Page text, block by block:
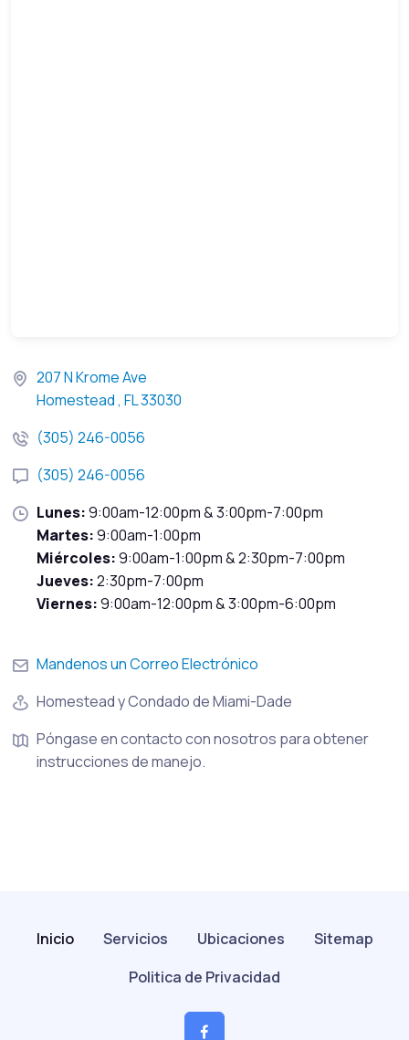
207 N Krome Ave
Homestead , FL 33030
(305) 246-0056
(305) 246-0056
Lunes:9:00am-12:00pm & 3:00pm-7:00pm
Martes:9:00am-1:00pm
Miércoles:9:00am-1:00pm & 2:30pm-7:00pm
Jueves:2:30pm-7:00pm
Viernes:9:00am-12:00pm & 3:00pm-6:00pm
Mandenos un Correo Electrónico
Homestead y Condado de Miami-Dade
Póngase en contacto con nosotros para obtener
instrucciones de manejo.
Inicio Servicios Ubicaciones
Sitemap
Politica de Privacidad